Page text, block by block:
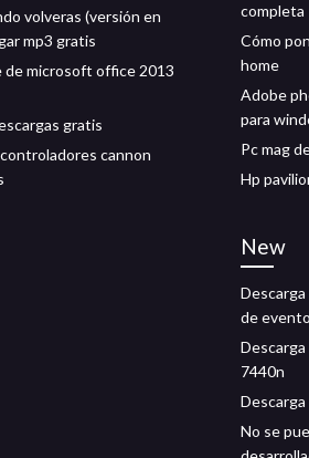
volveras (versión en
mp3 gratis
de microsoft office 2013
gratis
cannon
completa
Cómo
home
Adobe
para
Pc mag
Hp
New
de
7440n
No se